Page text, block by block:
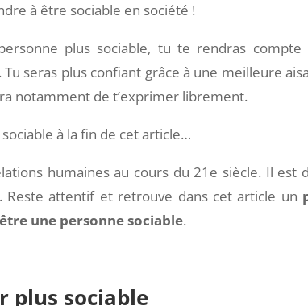
à être sociable en société !
plus sociable, tu te rendras compte
seras plus confiant grâce à une meilleure
notamment de t’exprimer librement.
à la fin de cet article…
humaines au cours du 21e siècle. Il est
attentif et retrouve dans cet article un
une personne sociable.
plus sociable